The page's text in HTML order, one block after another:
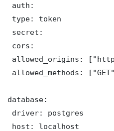
auth:
type: token
secret:
cors:
allowed_origins:
allowed_methods:
database:
driver: postgres
host: localhost